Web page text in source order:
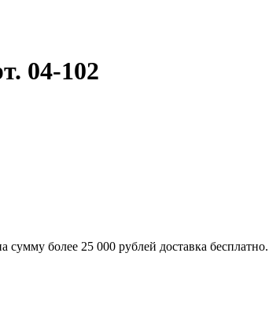
04-102
более 25 000 рублей доставка бесплатно.